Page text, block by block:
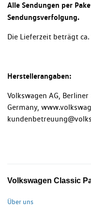
Alle Sendungen per
Sendungsverfolgung.
Die Lieferzeit beträgt
Herstellerangaben:
Volkswagen AG,
Germany,
Volkswagen Classic
Über uns